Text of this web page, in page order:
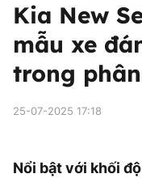
Kia New
mẫu xe
trong
25-07-2025 17:18
Nổi bật với khối